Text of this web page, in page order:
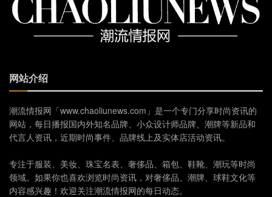
网站介绍
潮流情报网「www.chaoliunews.com」是一个专门分享时尚资讯的
网站，每日播报国内外知名品牌、小众设计师品牌、潮牌等新品和
代言人资讯，近期时尚事件、品牌线上及实体店活动资讯。
专注于服装、美妆、珠宝名表、奢侈品、箱包、鞋靴、潮玩等时尚
领域。如果你也喜欢浏览时尚资讯，对奢侈品、潮牌、球鞋文化等
内容感兴趣！欢迎关注潮流情报网的每日动态。